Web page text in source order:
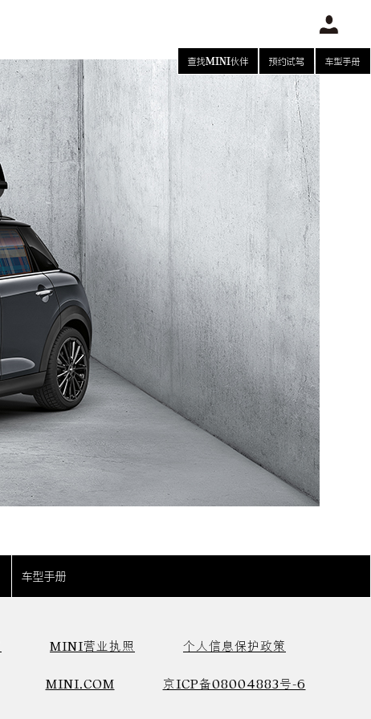
查找MINI伙伴 预约试驾 车型手册
车型手册
MINI营业执照 个人信息保护政策
MINI.COM 京ICP备08004883号-6